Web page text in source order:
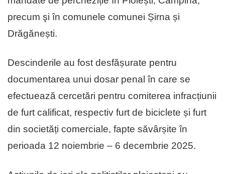
precum şi în comunele comunei Șirna și
Drăgănești.
Descinderile au fost desfășurate pentru
documentarea unui dosar penal în care se
efectuează cercetări pentru comiterea infracțiunii
de furt calificat, respectiv furt de biciclete și furt
din societăți comerciale, fapte săvârșite în
perioada 12 noiembrie – 6 decembrie 2025.